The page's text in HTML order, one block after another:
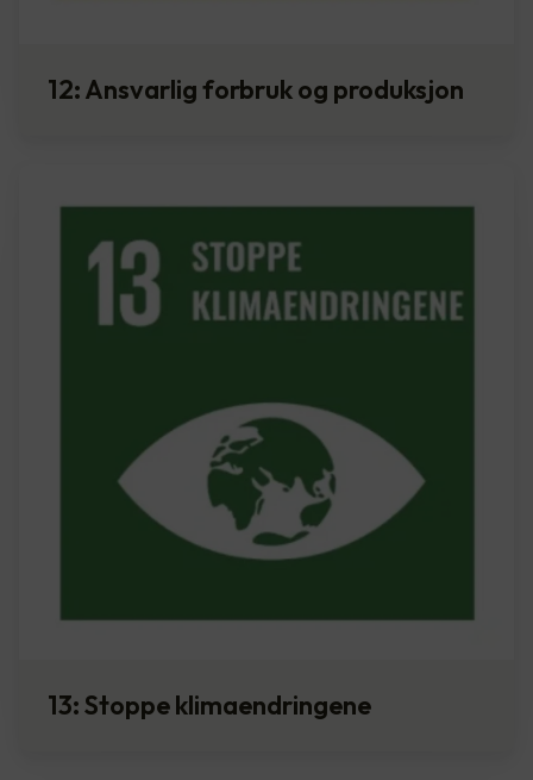
12: Ansvarlig forbruk og produksjon
13: Stoppe klimaendringene